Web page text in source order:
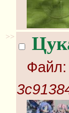
>>
Файл: